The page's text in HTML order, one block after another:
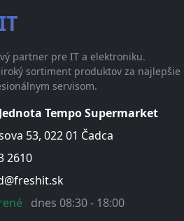
partner pre IT a elektroniku.
sortiment produktov za najlepšie
servisom.
Tempo Supermarket
53, 022 01 Čadca
2610
dnes 08:30 - 18:00